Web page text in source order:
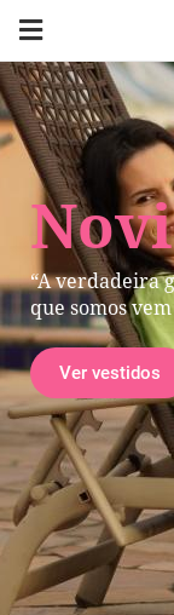
“A verdadeira
que somos
Ver vestidos